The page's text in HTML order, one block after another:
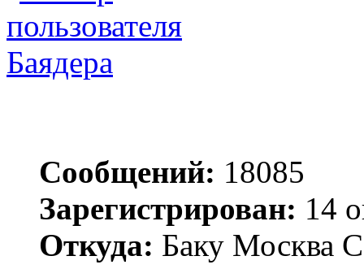
Баядера
Сообщений: 18085
Зарегистрирован: 14
Откуда: Баку Москва